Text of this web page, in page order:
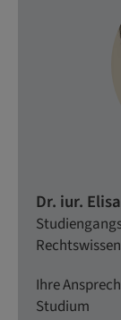
Dr. iur.
Ihre
Studium